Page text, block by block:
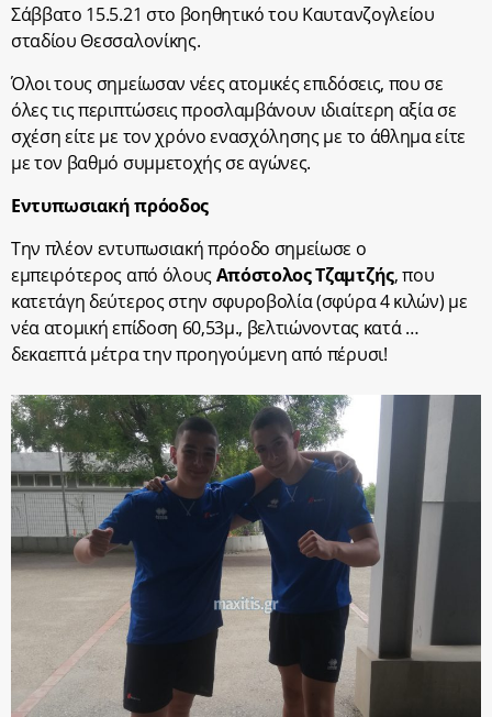
Σάββατο 15.5.21 στο βοηθητικό του Καυτανζογλείου
σταδίου Θεσσαλονίκης.
Όλοι τους σημείωσαν νέες ατομικές επιδόσεις, που σε
όλες τις περιπτώσεις προσλαμβάνουν ιδιαίτερη αξία σε
σχέση είτε με τον χρόνο ενασχόλησης με το άθλημα είτε
με τον βαθμό συμμετοχής σε αγώνες.
Εντυπωσιακή πρόοδος
Την πλέον εντυπωσιακή πρόοδο σημείωσε ο
εμπειρότερος από όλουςΑπόστολος Τζαμτζής, που
κατετάγη δεύτερος στην σφυροβολία (σφύρα 4 κιλών) με
νέα ατομική επίδοση 60,53μ., βελτιώνοντας κατά …
δεκαεπτά μέτρα την προηγούμενη από πέρυσι!